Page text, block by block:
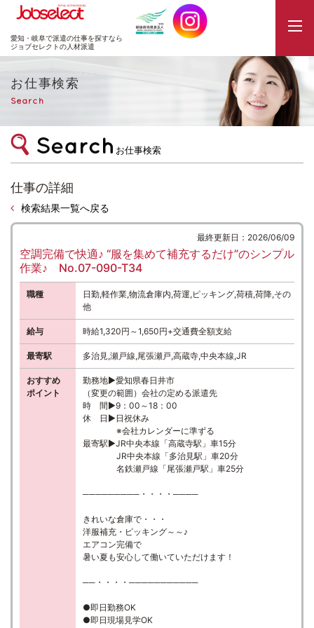
JobSelect
愛知・岐阜で派遣の仕事を探すなら
ジョブセレクトの人材派遣
お仕事検索
Search
お仕事検索
仕事の詳細
検索結果一覧へ戻る
最終更新日：2026/06/09
空調完備で快適♪ “服を集めて補充するだけ”のシンプル
作業♪ No.07-090-T34
職種
日勤,軽作業,物流倉庫内,荷運,ピッキング,荷積,荷降,その
他
給与 時給1,320円～1,650円+交通費全額支給
最寄駅 多治見,瀬戸線,尾張瀬戸,高蔵寺,中央本線,JR
おすすめ
ポイント
勤務地▶愛知県春日井市
（変更の範囲）会社の定める派遣先
時 間▶9：00～18：00
休 日▶日祝休み
※会社カレンダーに準ずる
最寄駅▶JR中央本線「高蔵寺駅」車15分
JR中央本線「多治見駅」車20分
名鉄瀬戸線「尾張瀬戸駅」車25分
─────────・・・・────
きれいな倉庫で・・・
洋服補充・ピッキング～～♪
エアコン完備で
暑い夏も安心して働いていただけます！
──・・・・───────────
●即日勤務OK
●即日現場見学OK